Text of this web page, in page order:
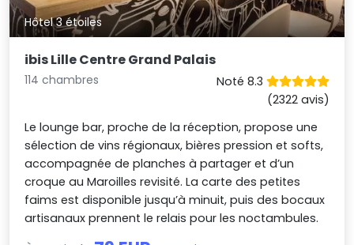
Hôtel 3 étoiles
ibis Lille Centre Grand Palais
114 chambres
Noté 8.3
(2322 avis)
Le lounge bar, proche de la réception, propose une
sélection de vins régionaux, bières pression et softs,
accompagnée de planches à partager et d’un
croque au Maroilles revisité. La carte des petites
faims est disponible jusqu’à minuit, puis des bocaux
artisanaux prennent le relais pour les noctambules.